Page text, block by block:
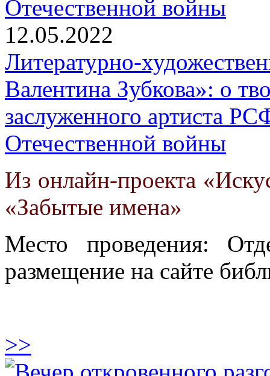
12.05.2022
Литературно-
Валентина Зубкова»: о
заслуженного артиста
Отечественной войны
Из онлайн-проекта
«Забытые имена»
Место проведения:
размещение на сайте
>>